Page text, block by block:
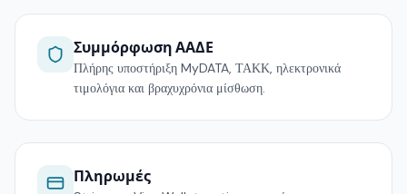
Συμμόρφωση ΑΑΔΕ
Πλήρης υποστήριξη MyDATA, ΤΑΚΚ, ηλεκτρονικά
τιμολόγια και βραχυχρόνια μίσθωση.
Πληρωμές